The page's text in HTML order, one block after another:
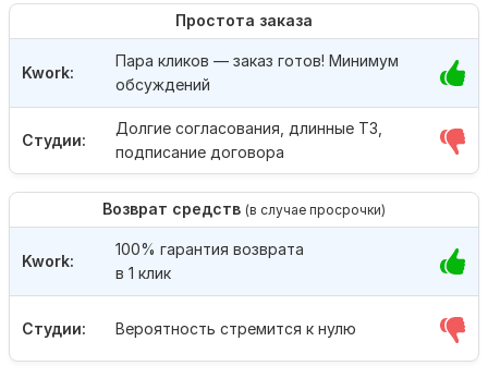
Простота заказа
Студии:
Долгие согласования, длинные ТЗ,
подписание договора
Kwork:
Пара кликов — заказ готов! Минимум
обсуждений
Возврат средств (в случае просрочки)
Студии: Вероятность стремится к нулю
Kwork:
100% гарантия возврата
в 1 клик